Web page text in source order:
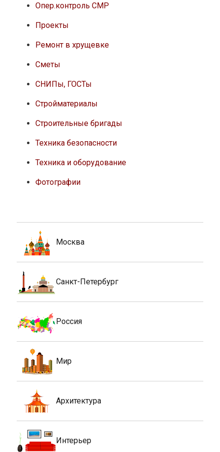
Опер.контроль СМР
Проекты
Ремонт в хрущевке
Сметы
СНИПы, ГОСТы
Стройматериалы
Строительные бригады
Техника безопасности
Техника и оборудование
Фотографии
Москва
Санкт-Петербург
Россия
Мир
Архитектура
Интерьер